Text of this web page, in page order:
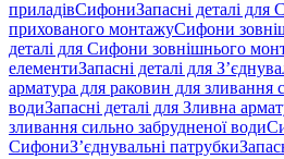
приладівСифониЗапасні деталі для
прихованого монтажуСифони
деталі для Сифони зовнішнього
елементиЗапасні деталі для
арматура для раковин для зливання
водиЗапасні деталі для Зливна
зливання сильно забрудненої води
СифониЗ’єднувальні патрубки